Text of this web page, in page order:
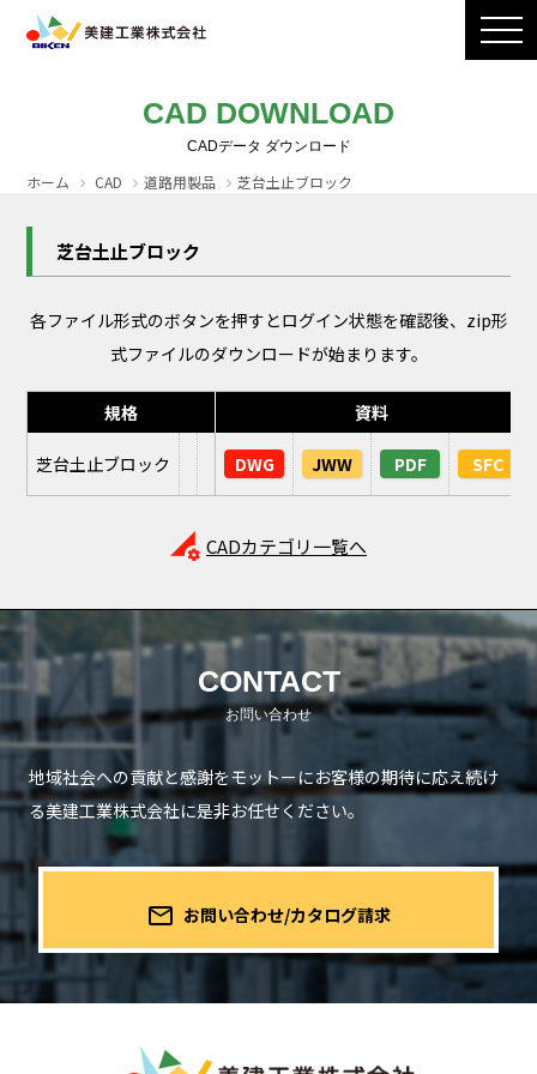
製品ラインナップ
CADダウンロード
CAD DOWNLOAD
ホーム CAD 道路用製品 芝台土止ブロック
芝台土止ブロック
各ファイル形式のボタンを押すとログイン状態を確認後、zip形
式ファイルのダウンロードが始まります。
規格 資料
芝台土止ブロック DWG JWW PDF SFC
perm_data_setting CADカテゴリ一覧へ
CONTACT
地域社会への貢献と感謝をモットーにお客様の期待に応え続け
る美建工業株式会社に是非お任せください。
mail_outline お問い合わせ/カタログ請求